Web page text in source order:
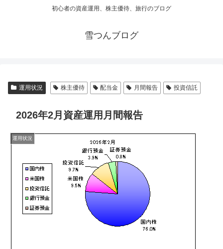
初心者の資産運用、株主優待、旅行のブログ
雪つんブログ
運用状況 株主優待 配当金 月間報告 投資信託
2026年2月資産運用月間報告
運用状況